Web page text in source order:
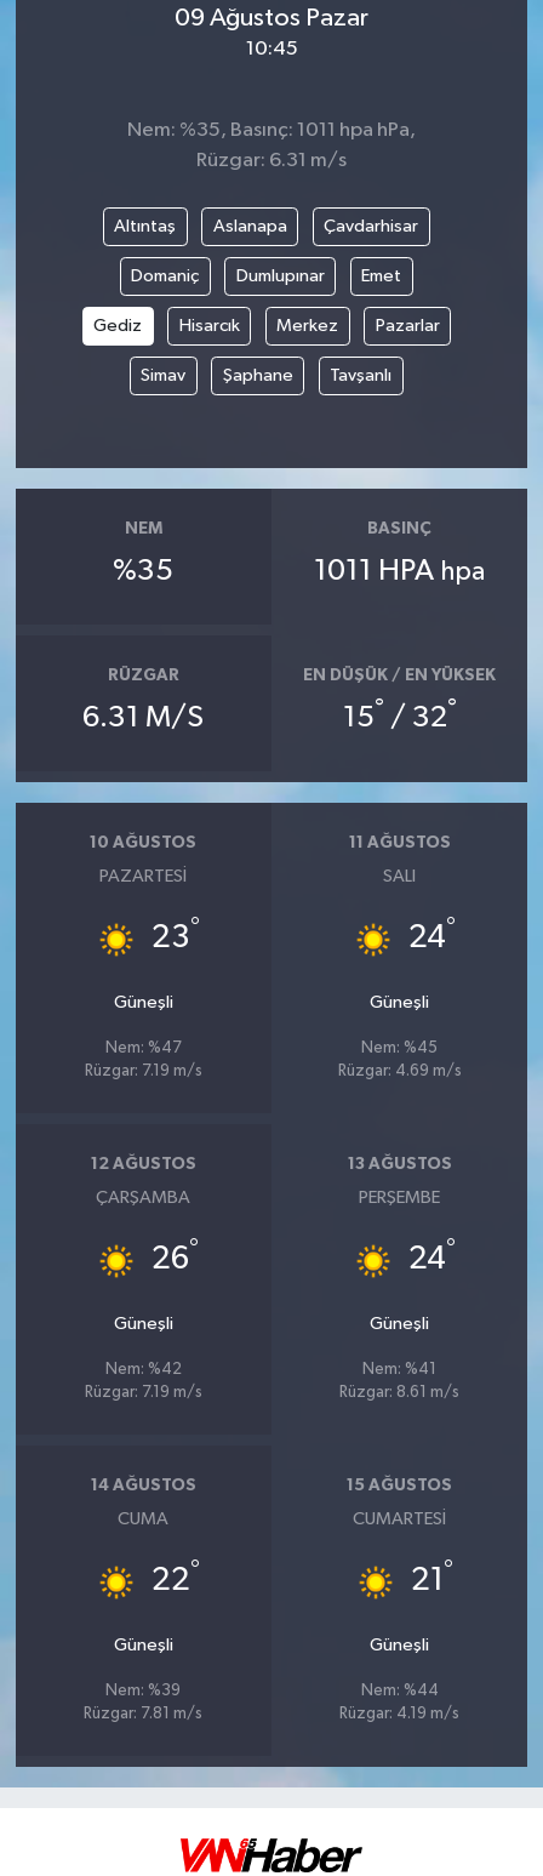
09 Ağustos Pazar
10:45
Nem: %35, Basınç: 1011 hpa hPa,
Rüzgar: 6.31 m/s
Altıntaş Aslanapa Çavdarhisar
Domaniç Dumlupınar Emet
Gediz Hisarcık Merkez Pazarlar
Simav Şaphane Tavşanlı
NEM
%35
BASINÇ
1011 HPA hpa
RÜZGAR
6.31 M/S
EN DÜŞÜK / EN YÜKSEK
15° / 32°
10 AĞUSTOS
PAZARTESI
23°
Güneşli
Nem: %47
Rüzgar: 7.19 m/s
11 AĞUSTOS
SALI
24°
Güneşli
Nem: %45
Rüzgar: 4.69 m/s
12 AĞUSTOS
ÇARŞAMBA
26°
Güneşli
Nem: %42
Rüzgar: 7.19 m/s
13 AĞUSTOS
PERŞEMBE
24°
Güneşli
Nem: %41
Rüzgar: 8.61 m/s
14 AĞUSTOS
CUMA
22°
Güneşli
Nem: %39
Rüzgar: 7.81 m/s
15 AĞUSTOS
CUMARTESI
21 °
Güneşli
Nem: %44
Rüzgar: 4.19 m/s